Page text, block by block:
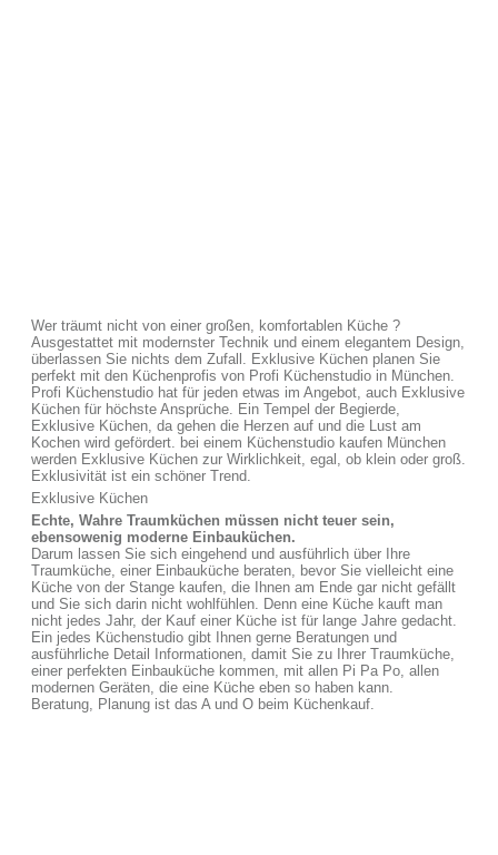
Wer träumt nicht von einer großen, komfortablen Küche ?
Ausgestattet mit modernster Technik und einem elegantem Design,
überlassen Sie nichts dem Zufall. Exklusive Küchen planen Sie
perfekt mit den Küchenprofis von Profi Küchenstudio in München.
Profi Küchenstudio hat für jeden etwas im Angebot, auch Exklusive
Küchen für höchste Ansprüche. Ein Tempel der Begierde,
Exklusive Küchen, da gehen die Herzen auf und die Lust am
Kochen wird gefördert. bei einem Küchenstudio kaufen München
werden Exklusive Küchen zur Wirklichkeit, egal, ob klein oder groß.
Exklusivität ist ein schöner Trend.
Exklusive Küchen
Echte, Wahre Traumküchen müssen nicht teuer sein,
ebensowenig moderne Einbauküchen.
Darum lassen Sie sich eingehend und ausführlich über Ihre
Traumküche, einer Einbauküche beraten, bevor Sie vielleicht eine
Küche von der Stange kaufen, die Ihnen am Ende gar nicht gefällt
und Sie sich darin nicht wohlfühlen. Denn eine Küche kauft man
nicht jedes Jahr, der Kauf einer Küche ist für lange Jahre gedacht.
Ein jedes Küchenstudio gibt Ihnen gerne Beratungen und
ausführliche Detail Informationen, damit Sie zu Ihrer Traumküche,
einer perfekten Einbauküche kommen, mit allen Pi Pa Po, allen
modernen Geräten, die eine Küche eben so haben kann.
Beratung, Planung ist das A und O beim Küchenkauf.